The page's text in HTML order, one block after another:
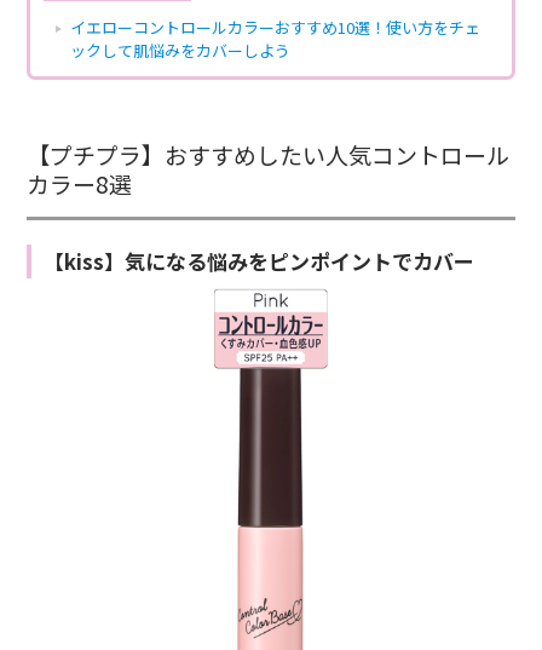
イエローコントロールカラーおすすめ10選！使い方をチェ
ックして肌悩みをカバーしよう
【プチプラ】おすすめしたい人気コントロール
カラー8選
【kiss】気になる悩みをピンポイントでカバー